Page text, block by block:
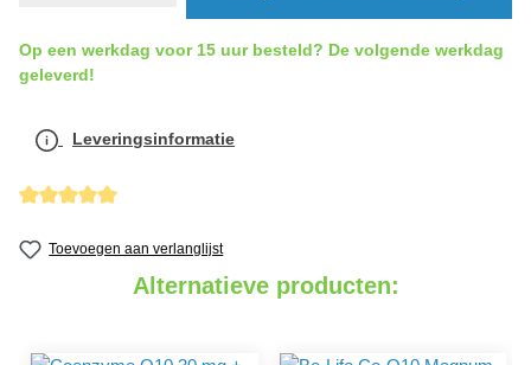
Op een werkdag voor 15 uur besteld? De volgende werkdag
geleverd!
Leveringsinformatie
Toevoegen aan verlanglijst
Alternatieve producten: